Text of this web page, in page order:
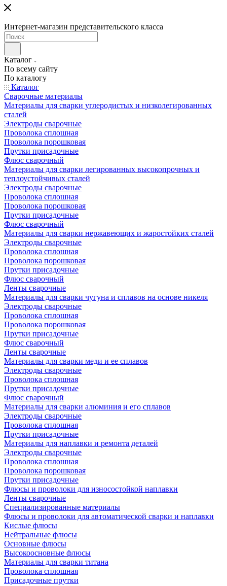
Интернет-магазин представительского класса
Каталог
По всему сайту
По каталогу
Каталог
Сварочные материалы
Материалы для сварки углеродистых и низколегированных
сталей
Электроды сварочные
Проволока сплошная
Проволока порошковая
Прутки присадочные
Флюс сварочный
Материалы для сварки легированных высокопрочных и
теплоустойчивых сталей
Электроды сварочные
Проволока сплошная
Проволока порошковая
Прутки присадочные
Флюс сварочный
Материалы для сварки нержавеющих и жаростойких сталей
Электроды сварочные
Проволока сплошная
Проволока порошковая
Прутки присадочные
Флюс сварочный
Ленты сварочные
Материалы для сварки чугуна и сплавов на основе никеля
Электроды сварочные
Проволока сплошная
Проволока порошковая
Прутки присадочные
Флюс сварочный
Ленты сварочные
Материалы для сварки меди и ее сплавов
Электроды сварочные
Проволока сплошная
Прутки присадочные
Флюс сварочный
Материалы для сварки алюминия и его сплавов
Электроды сварочные
Проволока сплошная
Прутки присадочные
Материалы для наплавки и ремонта деталей
Электроды сварочные
Проволока сплошная
Проволока порошковая
Прутки присадочные
Флюсы и проволоки для износостойкой наплавки
Ленты сварочные
Специализированные материалы
Флюсы и проволоки для автоматической сварки и наплавки
Кислые флюсы
Нейтральные флюсы
Основные флюсы
Высокоосновные флюсы
Материалы для сварки титана
Проволока сплошная
Присадочные прутки